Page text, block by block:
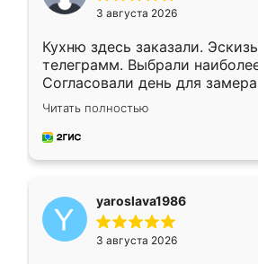
3 августа 2026
Кухню здесь заказали.
телеграмм. Выбрали
Согласовали день для
недели кухня была уже
довольны работой. Спасибо
мебель за качественную
Читать полностью
yaroslava1986
3 августа 2026